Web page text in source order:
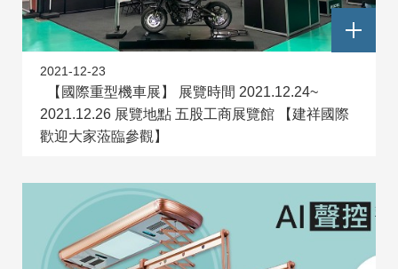
2021-12-23
【國際重型機車展】 展覽時間 2021.12.24~
2021.12.26 展覽地點 五股工商展覽館 【建祥國際
歡迎大家蒞臨參觀】